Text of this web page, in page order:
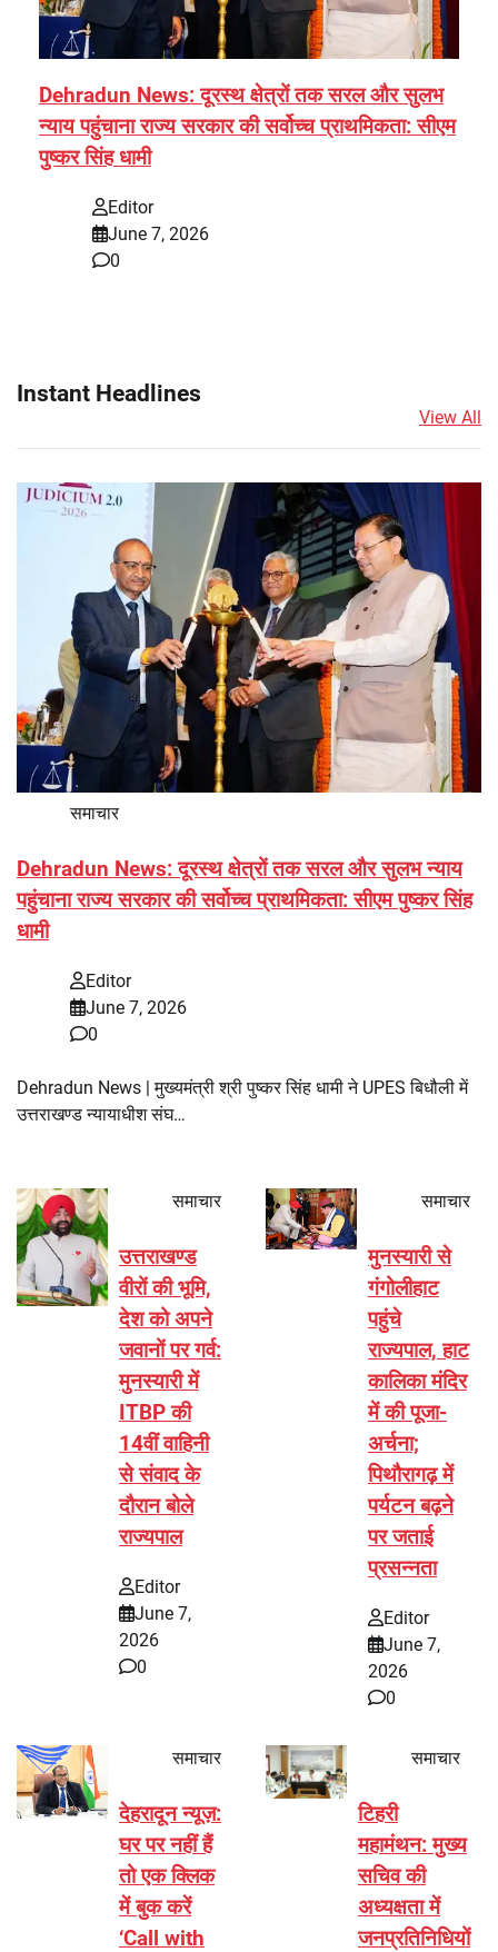
Dehradun News: दूरस्थ क्षेत्रों तक सरल और सुलभ
न्याय पहुंचाना राज्य सरकार की सर्वोच्च प्राथमिकता: सीएम
पुष्कर सिंह धामी
Editor
June 7, 2026
0
Instant Headlines
View All
समाचार
Dehradun News: दूरस्थ क्षेत्रों तक सरल और सुलभ न्याय
पहुंचाना राज्य सरकार की सर्वोच्च प्राथमिकता: सीएम पुष्कर सिंह
धामी
Editor
June 7, 2026
0
Dehradun News | मुख्यमंत्री श्री पुष्कर सिंह धामी ने UPES बिधौली में
उत्तराखण्ड न्यायाधीश संघ…
समाचार
उत्तराखण्ड
वीरों की भूमि,
देश को अपने
जवानों पर गर्व:
मुनस्यारी में
ITBP की
14वीं वाहिनी
से संवाद के
दौरान बोले
राज्यपाल
Editor
June 7,
2026
0
समाचार
मुनस्यारी से
गंगोलीहाट
पहुंचे
राज्यपाल, हाट
कालिका मंदिर
में की पूजा-
अर्चना;
पिथौरागढ़ में
पर्यटन बढ़ने
पर जताई
प्रसन्नता
Editor
June 7,
2026
0
समाचार
देहरादून न्यूज़:
घर पर नहीं हैं
तो एक क्लिक
में बुक करें
‘Call with
समाचार
टिहरी
महामंथन: मुख्य
सचिव की
अध्यक्षता में
जनप्रतिनिधियों